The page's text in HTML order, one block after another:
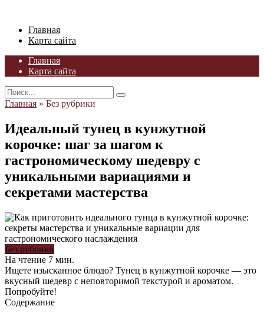
contentГлавная
Карта сайта
Главная
Карта сайта
Search
for:
Главная » Без рубрики
Идеальный тунец в кунжутной
корочке: шаг за шагом к
гастрономическому шедевру с
уникальными вариациями и
секретами мастерства
Без рубрики
На чтение 7 мин.
Ищете изысканное блюдо? Тунец в кунжутной корочке — это
вкусный шедевр с неповторимой текстурой и ароматом.
Попробуйте!
Содержание